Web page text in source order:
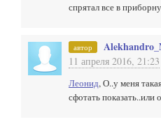
спрятал все в
автор
11 апреля 2016, 21:23
Леонид, О..у меня
сфотать показать..или